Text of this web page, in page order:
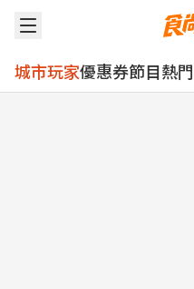
城市玩家優惠券節目熱門